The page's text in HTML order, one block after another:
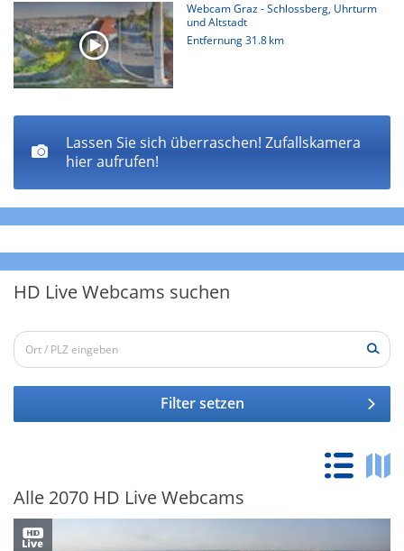
Webcam Graz - Schlossberg, Uhrturm
und Altstadt
Entfernung31.8 km
Lassen Sie sich überraschen! Zufallskamera
hier aufrufen!
HD Live Webcams suchen
Filter setzen
Alle 2070 HD Live Webcams